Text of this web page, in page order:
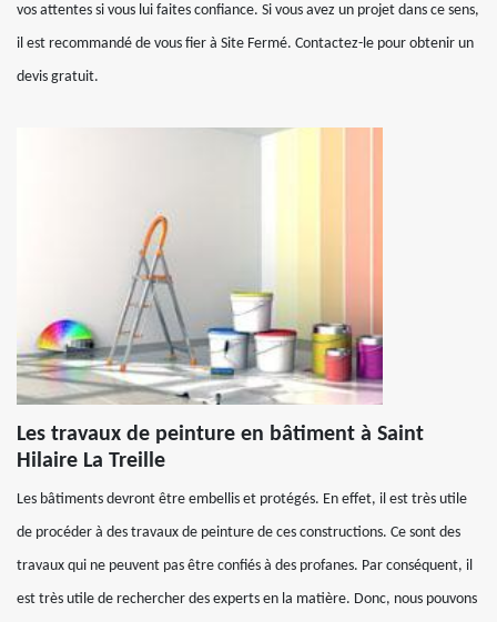
vos attentes si vous lui faites confiance. Si vous avez un projet dans ce sens,
il est recommandé de vous fier à Site Fermé. Contactez-le pour obtenir un
devis gratuit.
Les travaux de peinture en bâtiment à Saint
Hilaire La Treille
Les bâtiments devront être embellis et protégés. En effet, il est très utile
de procéder à des travaux de peinture de ces constructions. Ce sont des
travaux qui ne peuvent pas être confiés à des profanes. Par conséquent, il
est très utile de rechercher des experts en la matière. Donc, nous pouvons